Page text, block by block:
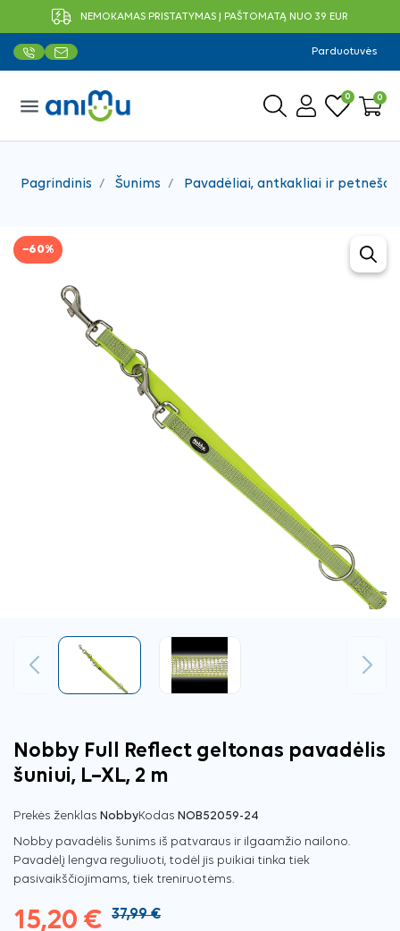
NEMOKAMAS PRISTATYMAS Į PAŠTOMATĄ NUO 39 EUR
Parduotuvės
menu 0 0
Pagrindinis Šunims Pavadėliai, antkakliai ir petnešos
−60%
Ankstesnis Tęsti
Nobby Full Reflect geltonas pavadėlis
šuniui, L–XL, 2 m
Prekės ženklas NobbyKodas NOB52059-24
Nobby pavadėlis šunims iš patvaraus ir ilgaamžio nailono.
Pavadėlį lengva reguliuoti, todėl jis puikiai tinka tiek
pasivaikščiojimams, tiek treniruotėms.
15,20 € 37,99 €